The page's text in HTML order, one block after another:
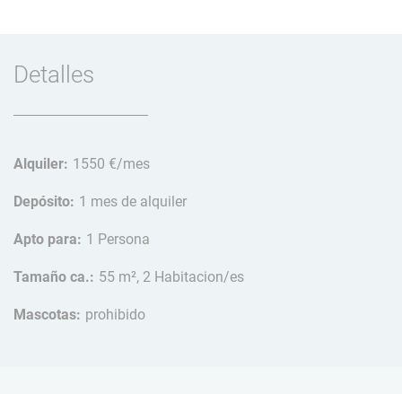
Detalles
Alquiler: 1550 €/mes
Depósito: 1 mes de alquiler
Apto para: 1 Persona
Tamaño ca.: 55 m², 2 Habitacion/es
Mascotas: prohibido